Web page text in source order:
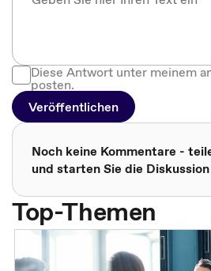
Diese Antwort unter meinem
posten.
Veröffentlichen
Noch keine Kommentare -
und starten Sie die Diskussion
Top-Themen